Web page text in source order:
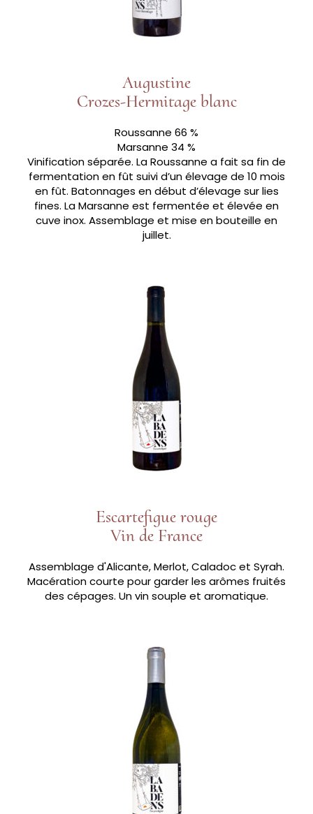
Augustine
Crozes-Hermitage blanc
Roussanne 66 %
Marsanne 34 %
Vinification séparée. La Roussanne a fait sa fin de
fermentation en fût suivi d’un élevage de 10 mois
en fût. Batonnages en début d’élevage sur lies
fines. La Marsanne est fermentée et élevée en
cuve inox. Assemblage et mise en bouteille en
juillet.
Escartefigue rouge
Vin de France
Assemblage d'Alicante, Merlot, Caladoc et Syrah.
Macération courte pour garder les arômes fruités
des cépages. Un vin souple et aromatique.